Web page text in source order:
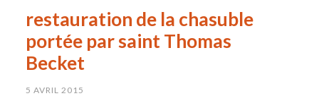
restauration de la chasuble
portée par saint Thomas
Becket
5 AVRIL 2015